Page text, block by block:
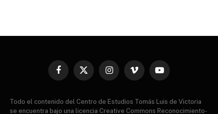
Facebook
X
InstagramVimeo YouTube
Todo el contenido del Centro de Estudios Tomás Luis de Victoria
se encuentra bajo una licencia Creative Commons Reconocimiento-